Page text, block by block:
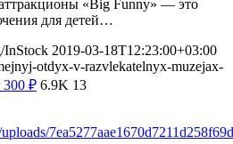
«Big Funny» — это
для детей…
InStock 2019-03-18T12:23:00+03:00
otdyx-v-razvlekatelnyx-muzejax-
300 ₽ 6.9K 13